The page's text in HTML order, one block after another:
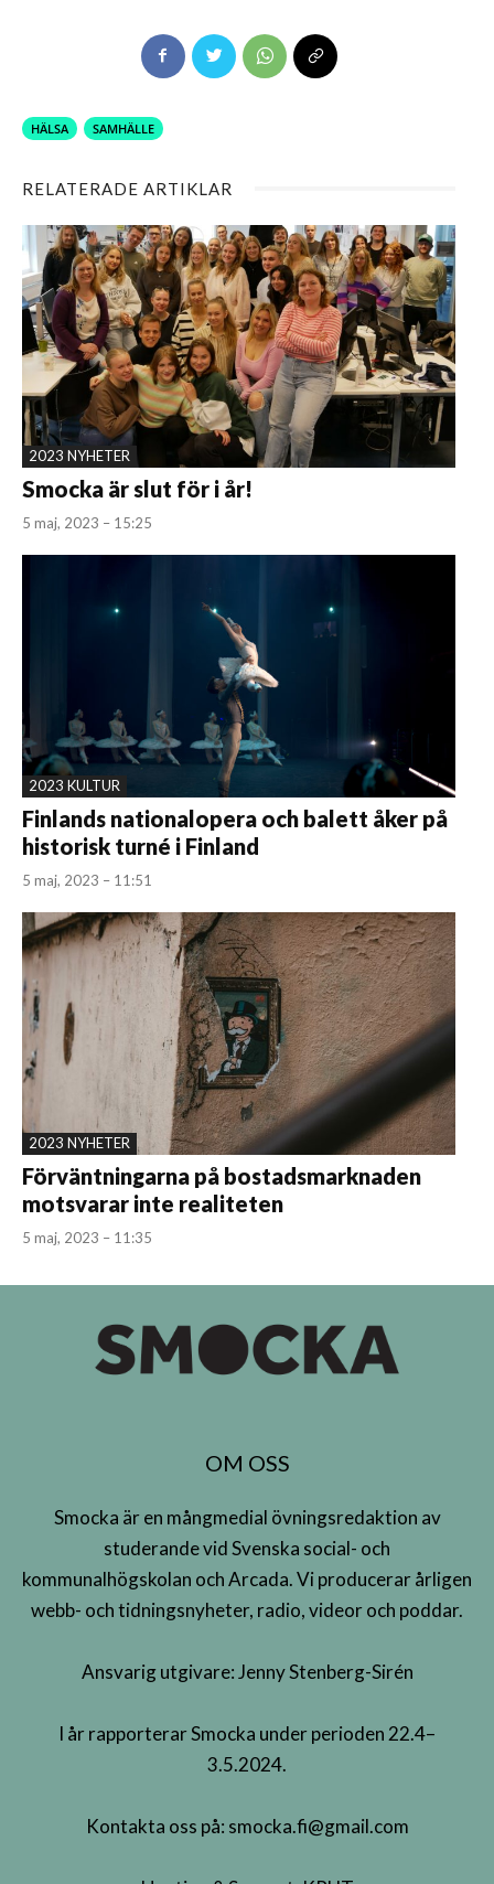
HÄLSA SAMHÄLLE
RELATERADE ARTIKLAR
2023 NYHETER
Smocka är slut för i år!
5 maj, 2023 – 15:25
2023 KULTUR
Finlands nationalopera och balett åker på
historisk turné i Finland
5 maj, 2023 – 11:51
2023 NYHETER
Förväntningarna på bostadsmarknaden
motsvarar inte realiteten
5 maj, 2023 – 11:35
OM OSS
Smocka är en mångmedial övningsredaktion av
studerande vid Svenska social- och
kommunalhögskolan och Arcada. Vi producerar årligen
webb- och tidningsnyheter, radio, videor och poddar.
Ansvarig utgivare: Jenny Stenberg-Sirén
I år rapporterar Smocka under perioden 22.4–
3.5.2024.
Kontakta oss på: smocka.fi@gmail.com